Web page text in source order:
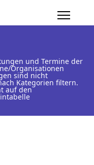
und Termine der
Organisationen
sind nicht
Kategorien filtern.
auf den